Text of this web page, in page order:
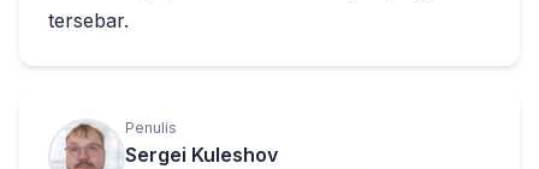
tersebar.
Penulis
Sergei Kuleshov